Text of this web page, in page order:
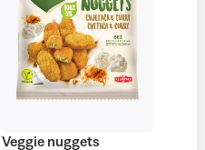
Veggie nuggets